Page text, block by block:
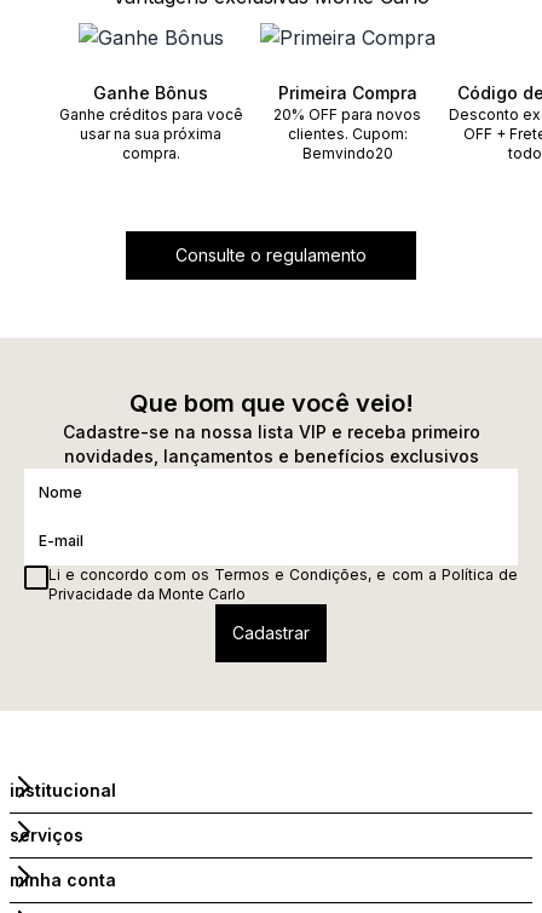
Ganhe Bônus
Ganhe créditos para você
usar na sua próxima
compra.
Primeira Compra
20% OFF para novos
clientes. Cupom:
Bemvindo20
Código
Desconto
OFF +
Consulte o regulamento
Que bom que você veio!
Cadastre-se na nossa lista VIP e receba primeiro
novidades, lançamentos e benefícios exclusivos
Li e concordo com os Termos e Condições, e com a Política de
Privacidade da Monte Carlo
institucional
serviços
minha conta